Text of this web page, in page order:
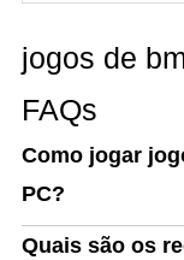
jogos de
FAQs
Como jogar
PC?
Quais são os